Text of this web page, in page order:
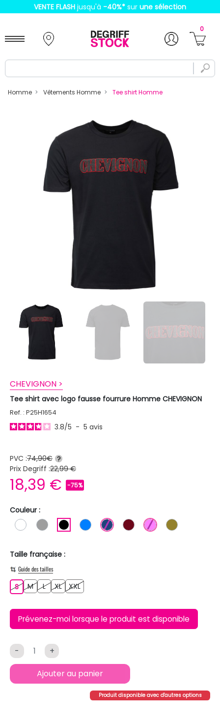
VENTE FLASH jusqu'à -40%* sur une sélection
0
Homme Vêtements Homme Tee shirt Homme
CHEVIGNON >
Tee shirt avec logo fausse fourrure Homme CHEVIGNON
Ref. : P25H1654
3.8/5 - 5 avis
PVC :74,90€ ?
Prix Degriff :22,99 €
18,39 € -75%
Couleur :
BLANCGRIS NOIR BLEU BLEU FONCE
BORDEAUX
ROSE KAKI
Taille française :
Guide des tailles
SS MM LL XLXL XXLXXL
Prévenez-moi lorsque le produit est disponible
- +
Ajouter au panier
Produit disponible avec d'autres options